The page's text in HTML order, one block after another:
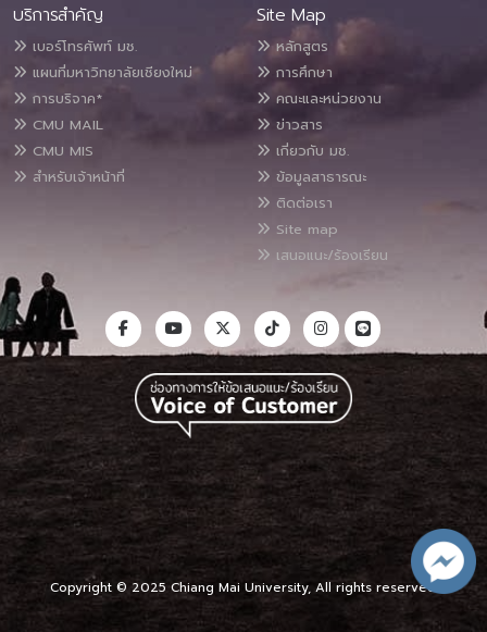
บริการสำคัญ
เบอร์โทรศัพท์ มช.
แผนที่มหาวิทยาลัยเชียงใหม่
การบริจาค*
CMU MAIL
CMU MIS
สำหรับเจ้าหน้าที่
Site Map
หลักสูตร
การศึกษา
คณะและหน่วยงาน
ข่าวสาร
เกี่ยวกับ มช.
ข้อมูลสาธารณะ
ติดต่อเรา
Site map
เสนอแนะ/ร้องเรียน
Copyright © 2025 Chiang Mai University, All rights reserved.